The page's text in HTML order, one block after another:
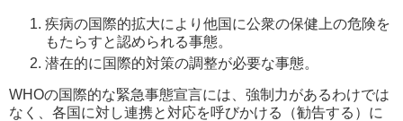
疾病の国際的拡大により他国に公衆の保健上の危険を
もたらすと認められる事態。
潜在的に国際的対策の調整が必要な事態。
WHOの国際的な緊急事態宣言には、強制力があるわけでは
なく、各国に対し連携と対応を呼びかける（勧告する）に